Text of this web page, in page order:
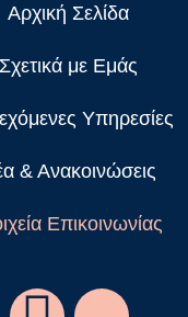
Αρχική Σελίδα
Σχετικά με Εμάς
Υπηρεσίες
& Ανακοινώσεις
Επικοινωνίας